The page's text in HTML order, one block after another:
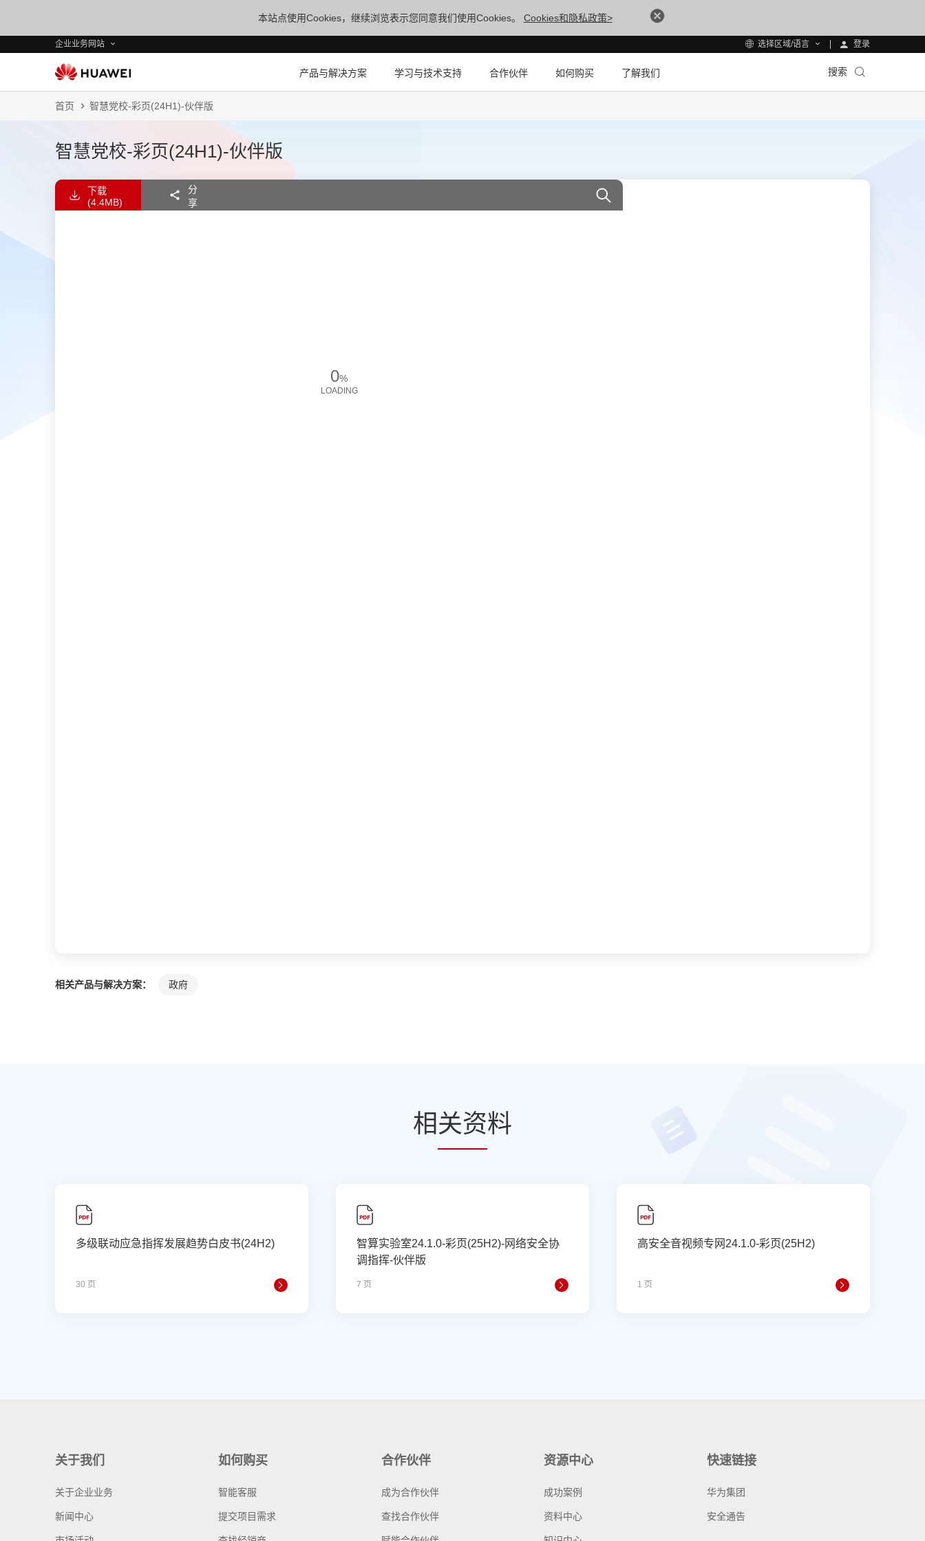
本站点使用Cookies，继续浏览表示您同意我们使用Cookies。 Cookies和隐私政策>
企业业务网站 选择区域/语言 登录
产品与解决方案 学习与技术支持 合作伙伴 如何购买 了解我们 搜索
首页 智慧党校-彩页(24H1)-伙伴版
智慧党校-彩页(24H1)-伙伴版
相关产品与解决方案： 政府
下载
(4.4MB)
分
享
0%
LOADING
相关资料
多级联动应急指挥发展趋势白皮书(24H2)
30 页
智算实验室24.1.0-彩页(25H2)-网络安全协
调指挥-伙伴版
7 页
高安全音视频专网24.1.0-彩页(25H2)
1 页
关于我们
关于企业业务
新闻中心
如何购买
智能客服
提交项目需求
合作伙伴
成为合作伙伴
查找合作伙伴
资源中心
成功案例
资料中心
快速链接
华为集团
安全通告